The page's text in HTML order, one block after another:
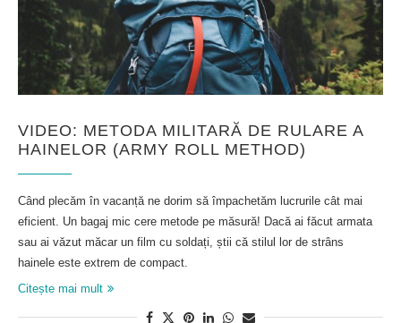
VIDEO: METODA MILITARĂ DE RULARE A
HAINELOR (ARMY ROLL METHOD)
Când plecăm în vacanță ne dorim să împachetăm lucrurile cât mai
eficient. Un bagaj mic cere metode pe măsură! Dacă ai făcut armata
sau ai văzut măcar un film cu soldați, știi că stilul lor de strâns
hainele este extrem de compact.
Citește mai mult